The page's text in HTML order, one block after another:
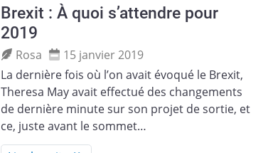
Brexit : À quoi s’attendre pour
2019
Rosa
15 janvier 2019
La dernière fois où l’on avait évoqué le Brexit,
Theresa May avait effectué des changements
de dernière minute sur son projet de sortie, et
ce, juste avant le sommet…